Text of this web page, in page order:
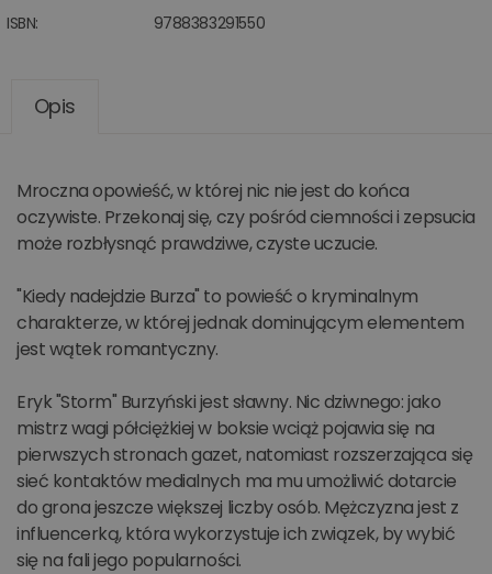
ISBN:
9788383291550
Opis
Mroczna opowieść, w której nic nie jest do końca
oczywiste. Przekonaj się, czy pośród ciemności i zepsucia
może rozbłysnąć prawdziwe, czyste uczucie.
"Kiedy nadejdzie Burza" to powieść o kryminalnym
charakterze, w której jednak dominującym elementem
jest wątek romantyczny.
Eryk "Storm" Burzyński jest sławny. Nic dziwnego: jako
mistrz wagi półciężkiej w boksie wciąż pojawia się na
pierwszych stronach gazet, natomiast rozszerzająca się
sieć kontaktów medialnych ma mu umożliwić dotarcie
do grona jeszcze większej liczby osób. Mężczyzna jest z
influencerką, która wykorzystuje ich związek, by wybić
się na fali jego popularności.